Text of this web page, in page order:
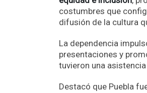
costumbres que
difusión de la cultura
La dependencia
presentaciones y
tuvieron una
Destacó que Puebla